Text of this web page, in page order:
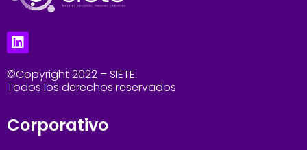
©Copyright 2022 – SIETE.
Todos los derechos reservados
Corporativo